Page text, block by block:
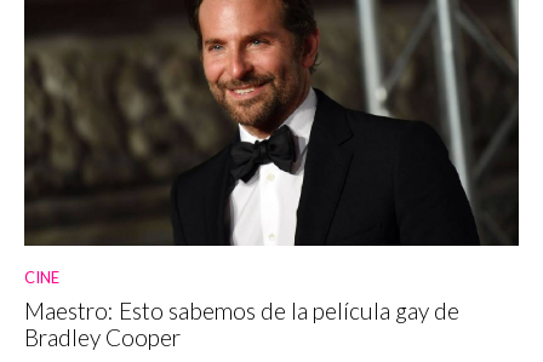
CINE
Maestro: Esto sabemos de la película gay de
Bradley Cooper